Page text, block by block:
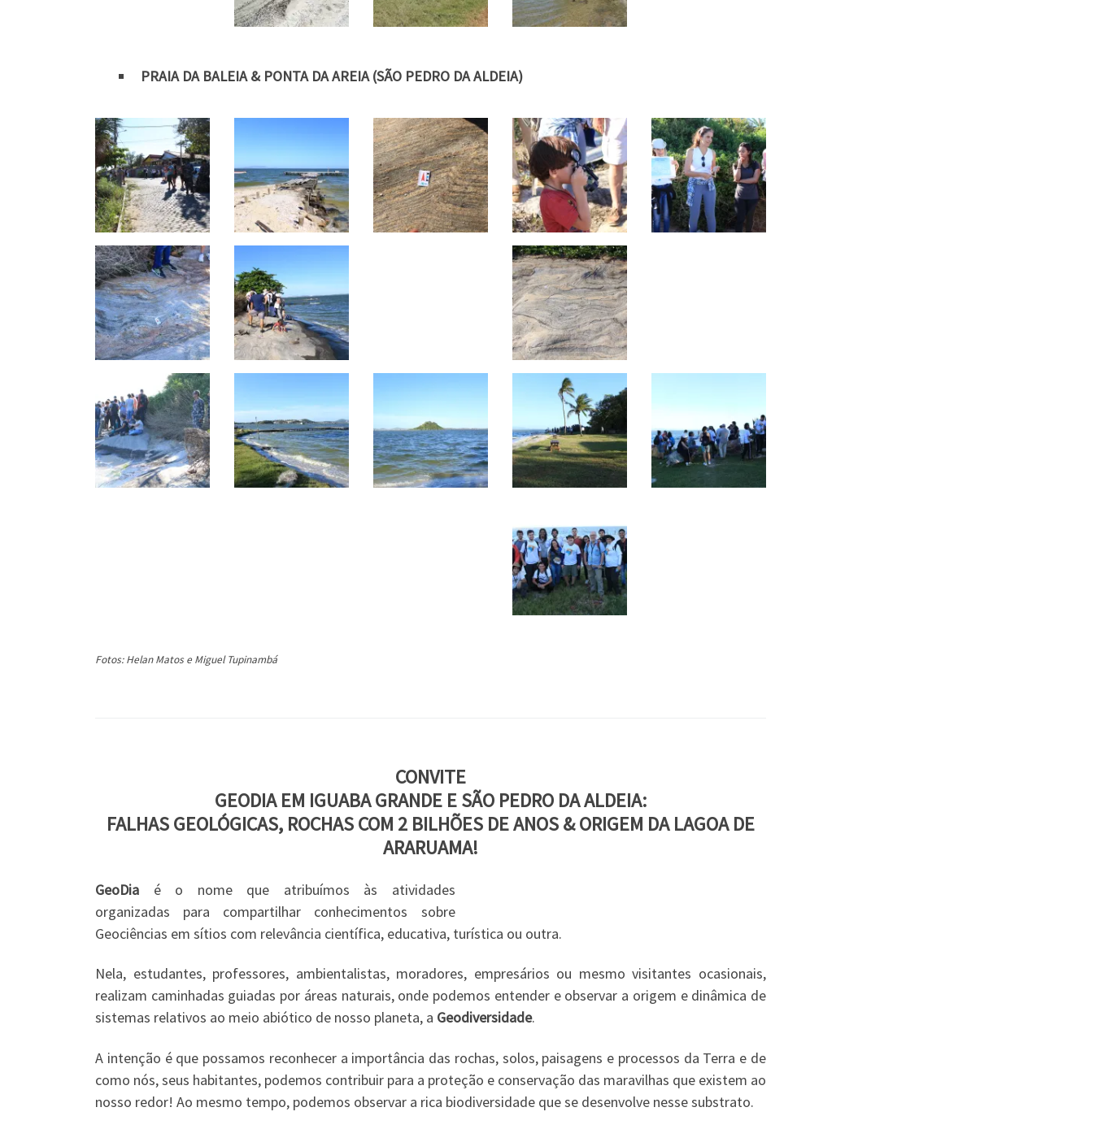
PRAIA DA BALEIA & PONTA DA AREIA (SÃO PEDRO DA ALDEIA)
Fotos: Helan Matos e Miguel Tupinambá
CONVITE
GEODIA EM IGUABA GRANDE E SÃO PEDRO DA ALDEIA:
FALHAS GEOLÓGICAS, ROCHAS COM 2 BILHÕES DE ANOS & ORIGEM DA LAGOA DE
ARARUAMA!
GeoDia é o nome que atribuímos às atividades
organizadas para compartilhar conhecimentos sobre
Geociências em sítios com relevância científica, educativa, turística ou outra.
Nela, estudantes, professores, ambientalistas, moradores, empresários ou mesmo visitantes ocasionais,
realizam caminhadas guiadas por áreas naturais, onde podemos entender e observar a origem e dinâmica de
sistemas relativos ao meio abiótico de nosso planeta, a Geodiversidade.
A intenção é que possamos reconhecer a importância das rochas, solos, paisagens e processos da Terra e de
como nós, seus habitantes, podemos contribuir para a proteção e conservação das maravilhas que existem ao
nosso redor! Ao mesmo tempo, podemos observar a rica biodiversidade que se desenvolve nesse substrato.